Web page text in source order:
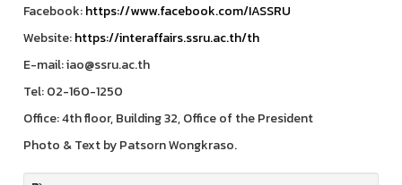
Facebook:https://www.facebook.com/IASSRU
Website:https://interaffairs.ssru.ac.th/th
E-mail: iao@ssru.ac.th
Tel: 02-160-1250
Office: 4th floor, Building 32, Office of the President
Photo & Text by Patsorn Wongkraso.